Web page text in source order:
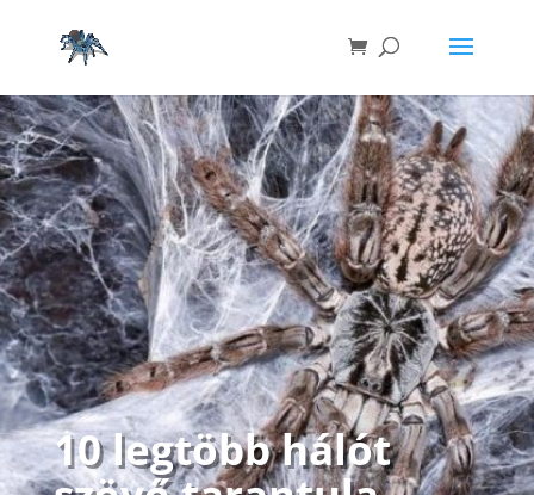
10 legtöbb hálót